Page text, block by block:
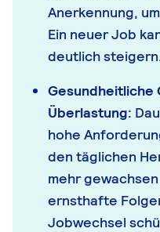
Anerkennung,
Ein neuer Job
deutlich
Gesundheitliche
Überlastung:
hohe
den täglichen
mehr
ernsthafte
Jobwechsel